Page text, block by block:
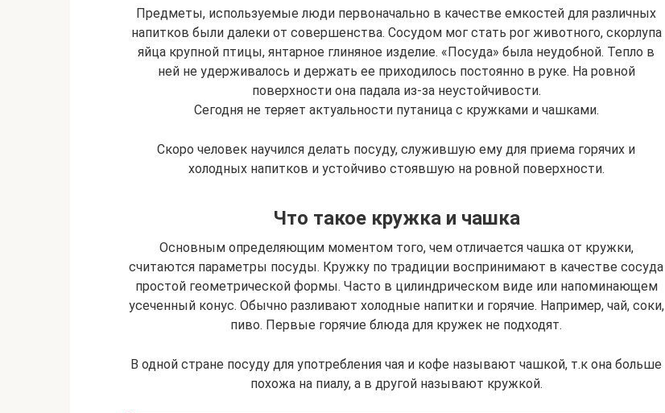
Предметы, используемые люди первоначально в качестве емкостей для различных
напитков были далеки от совершенства. Сосудом мог стать рог животного, скорлупа
яйца крупной птицы, янтарное глиняное изделие. «Посуда» была неудобной. Тепло в
ней не удерживалось и держать ее приходилось постоянно в руке. На ровной
поверхности она падала из-за неустойчивости.
Сегодня не теряет актуальности путаница с кружками и чашками.
Скоро человек научился делать посуду, служившую ему для приема горячих и
холодных напитков и устойчиво стоявшую на ровной поверхности.
Что такое кружка и чашка
Основным определяющим моментом того, чем отличается чашка от кружки,
считаются параметры посуды. Кружку по традиции воспринимают в качестве сосуда
простой геометрической формы. Часто в цилиндрическом виде или напоминающем
усеченный конус. Обычно разливают холодные напитки и горячие. Например, чай, соки,
пиво. Первые горячие блюда для кружек не подходят.
В одной стране посуду для употребления чая и кофе называют чашкой, т.к она больше
похожа на пиалу, а в другой называют кружкой.